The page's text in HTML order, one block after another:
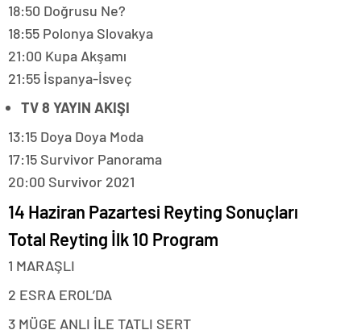
18:50 Doğrusu Ne?
18:55 Polonya Slovakya
21:00 Kupa Akşamı
21:55 İspanya-İsveç
TV 8 YAYIN AKIŞI
13:15 Doya Doya Moda
17:15 Survivor Panorama
20:00 Survivor 2021
14 Haziran Pazartesi Reyting Sonuçları
Total Reyting İlk 10 Program
1 MARAŞLI
2 ESRA EROL’DA
3 MÜGE ANLI İLE TATLI SERT